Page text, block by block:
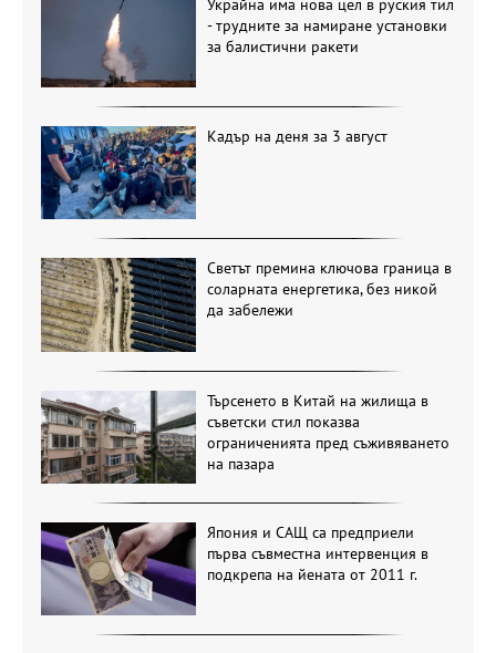
Украйна има нова цел в руския тил
- трудните за намиране установки
за балистични ракети
Кадър на деня за 3 август
Светът премина ключова граница в
соларната енергетика, без никой
да забележи
Търсенето в Китай на жилища в
съветски стил показва
ограниченията пред съживяването
на пазара
Япония и САЩ са предприели
първа съвместна интервенция в
подкрепа на йената от 2011 г.